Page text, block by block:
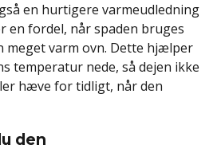
en hurtigere varmeudledning
en fordel, når spaden bruges
meget varm ovn. Dette hjælper
temperatur nede, så dejen ikke
hæve for tidligt, når den
den